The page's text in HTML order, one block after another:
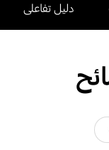
دليل تفاعلى